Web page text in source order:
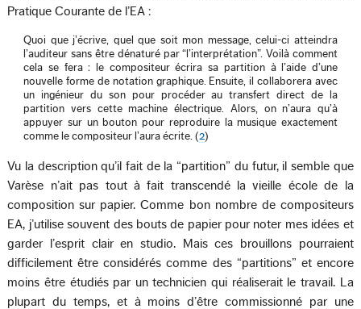
Pratique Courante de l’EA :
Quoi que j’écrive, quel que soit mon message, celui-ci atteindra
l’auditeur sans être dénaturé par “l’interprétation”. Voilà comment
cela se fera : le compositeur écrira sa partition à l’aide d’une
nouvelle forme de notation graphique. Ensuite, il collaborera avec
un ingénieur du son pour procéder au transfert direct de la
partition vers cette machine électrique. Alors, on n’aura qu’à
appuyer sur un bouton pour reproduire la musique exactement
comme le compositeur l’aura écrite. (2)
Vu la description qu’il fait de la “partition” du futur, il semble que
Varèse n’ait pas tout à fait transcendé la vieille école de la
composition sur papier. Comme bon nombre de compositeurs
EA, j’utilise souvent des bouts de papier pour noter mes idées et
garder l’esprit clair en studio. Mais ces brouillons pourraient
difficilement être considérés comme des “partitions” et encore
moins être étudiés par un technicien qui réaliserait le travail. La
plupart du temps, et à moins d’être commissionné par une